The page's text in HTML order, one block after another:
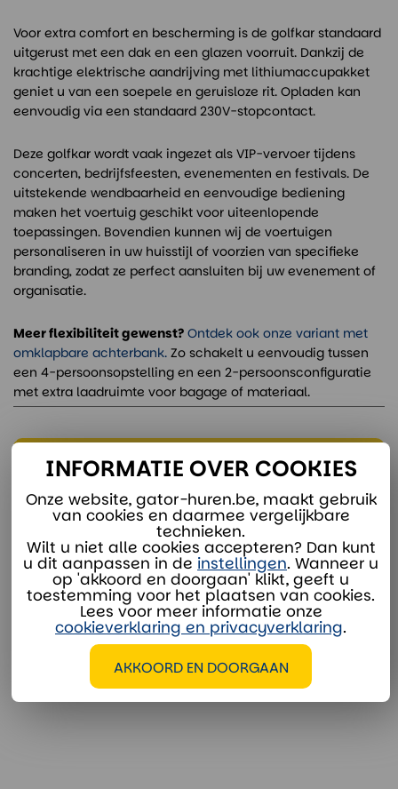
Voor extra comfort en bescherming is de golfkar standaard
uitgerust met een dak en een glazen voorruit. Dankzij de
krachtige elektrische aandrijving met lithiumaccupakket
geniet u van een soepele en geruisloze rit. Opladen kan
eenvoudig via een standaard 230V-stopcontact.
Deze golfkar wordt vaak ingezet als VIP-vervoer tijdens
concerten, bedrijfsfeesten, evenementen en festivals. De
uitstekende wendbaarheid en eenvoudige bediening
maken het voertuig geschikt voor uiteenlopende
toepassingen. Bovendien kunnen wij de voertuigen
personaliseren in uw huisstijl of voorzien van specifieke
branding, zodat ze perfect aansluiten bij uw evenement of
organisatie.
Meer flexibiliteit gewenst? Ontdek ook onze variant met
omklapbare achterbank. Zo schakelt u eenvoudig tussen
een 4-persoonsopstelling en een 2-persoonsconfiguratie
met extra laadruimte voor bagage of materiaal.
Onze verhuurspecialisten staan voor je klaar:
verhuur@divaco.com
INFORMATIE OVER COOKIES
Onze website, gator-huren.be, maakt gebruik
van cookies en daarmee vergelijkbare
technieken.
Wilt u niet alle cookies accepteren? Dan kunt
u dit aanpassen in de instellingen. Wanneer u
op 'akkoord en doorgaan' klikt, geeft u
toestemming voor het plaatsen van cookies.
Lees voor meer informatie onze
cookieverklaring en privacyverklaring.
AKKOORD EN DOORGAAN